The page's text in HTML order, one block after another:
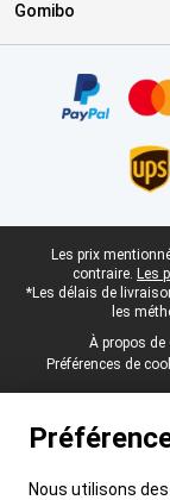
Gomibo
Pied-de-page légal
Les prix
contraire. Les
*Les délais de
les
À propos de
Préférences de
Nous utilisons